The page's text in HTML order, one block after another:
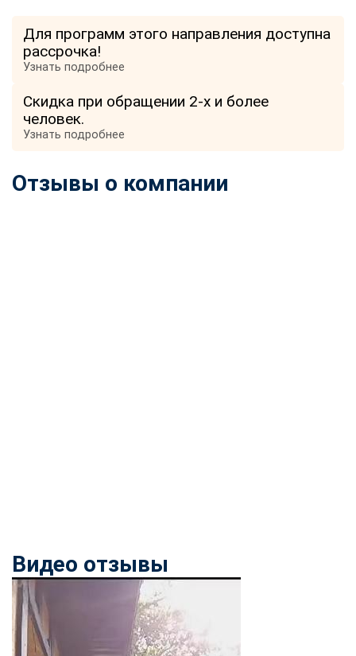
Для программ этого направления доступна
рассрочка!
Узнать подробнее
Скидка при обращении 2-х и более
человек.
Узнать подробнее
Отзывы о компании
Видео отзывы